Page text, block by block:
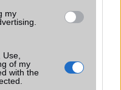
my
of my
with the
07-13 19:00:00